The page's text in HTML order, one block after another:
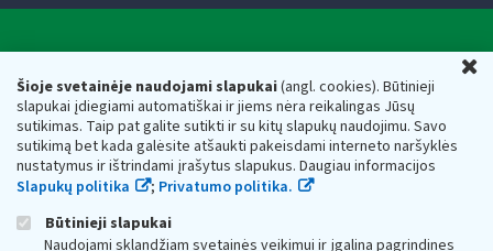
Šioje svetainėje naudojami slapukai(angl. cookies). Būtinieji
slapukai įdiegiami automatiškai ir jiems nėra reikalingas Jūsų
sutikimas. Taip pat galite sutikti ir su kitų slapukų naudojimu. Savo
sutikimą bet kada galėsite atšaukti pakeisdami interneto naršyklės
nustatymus ir ištrindami įrašytus slapukus. Daugiau informacijos
Slapukų politika
; Privatumo politika.
Būtinieji slapukai
Naudojami sklandžiam svetainės veikimui ir įgalina pagrindines
Respublikos finansų ministerijos
Biudžetinė įstaiga. Juridinio asmens kodas — 188659752,
adresas: Vasario 16-osios g. 14, 01107 Vilnius, Lietuva, el.paštas:
vmi@vmi.lt, E. pristatymo dėžutės adresas 188659752
Duomenys apie Valstybinę mokesčių inspekciją prie Lietuvos
Respublikos finansų ministerijos kaupiami ir saugomi Juridinių